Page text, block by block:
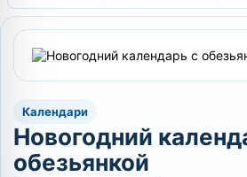
Календари
Новогодний
обезьянкой